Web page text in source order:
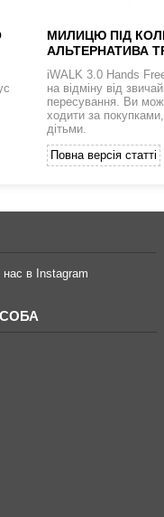
МИЛИЦЮ ПІД
АЛЬТЕРНАТИВА
iWALK 3.0 Hands
на відміну від
пересування. Ви
ходити за
дітьми.
Повна версія статті
в Instagram